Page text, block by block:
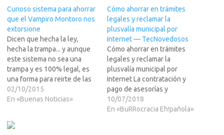
Curioso sistema para ahorrar
que el Vampiro Montoro nos
extorsione
Dicen que hecha la ley,
hecha la trampa... y aunque
este sistema no sea una
trampa y es 100% legal, es
una forma para reirte de las
SS y Hacienda, y ademas
cotizando para tu jubilacion.
tipo), tienes que facturar,
02/10/2015
En «Buenas Noticias»
Cómo ahorrar en trámites
legales y reclamar la
plusvalía municipal por
Internet — TecNovedosos
Cómo ahorrar en trámites
legales y reclamar la
plusvalía municipal por
Internet La contratación y
pago de asesorías y
abogados, así como la
redacción de documentos y
10/07/2018
En «BuRRocracia Eh!pañola»